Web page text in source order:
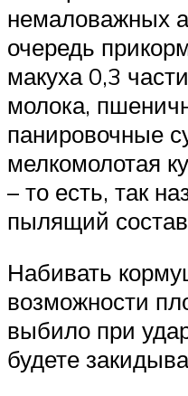
немаловажных
очередь
макуха 0,3
молока,
панировочные
мелкомолотая
– то есть, так
пылящий состав
Набивать
возможности
выбило при
будете